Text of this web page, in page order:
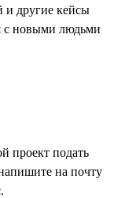
и другие кейсы
с новыми людьми
проект подать
на почту